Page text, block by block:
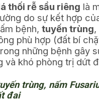
thối rễ sầu riêng là
do sự kết hợp
bệnh, tuyến trùng,
phù hợp (đất bí
những bệnh gây
và khó phòng trị dứt
trùng, nấm
đai